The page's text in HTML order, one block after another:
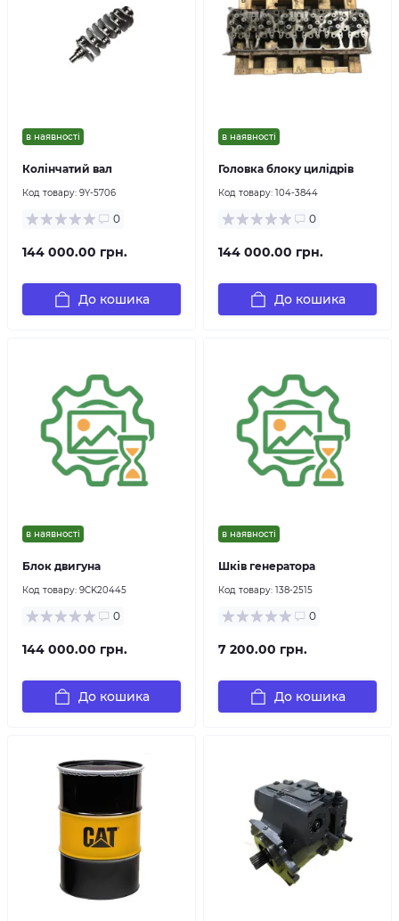
в наявності
Колінчатий вал
Код товару: 9Y-5706
0
144 000.00 грн.
До кошика
в наявності
Головка блоку цилідрів
Код товару: 104-3844
0
144 000.00 грн.
До кошика
в наявності
Блок двигуна
Код товару: 9CK20445
0
144 000.00 грн.
До кошика
в наявності
Шків генератора
Код товару: 138-2515
0
7 200.00 грн.
До кошика